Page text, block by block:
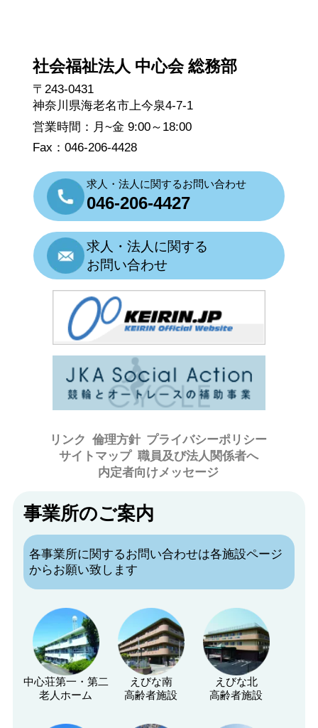
社会福祉法人 中心会 総務部
〒243-0431
神奈川県海老名市上今泉4-7-1
営業時間：月~金 9:00～18:00
Fax：046-206-4428
求人・法人に関するお問い合わせ
046-206-4427
求人・法人に関する
お問い合わせ
リンク 倫理方針 プライバシーポリシー
サイトマップ 職員及び法人関係者へ
内定者向けメッセージ
事業所のご案内
各事業所に関するお問い合わせは各施設ページ
からお願い致します
中心荘第一・第二
老人ホーム
えびな南
高齢者施設
えびな北
高齢者施設